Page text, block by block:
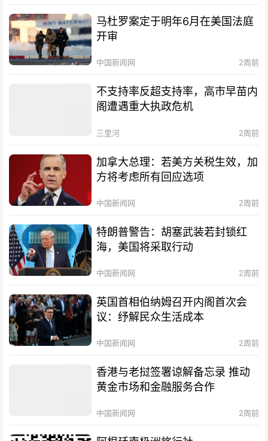
马杜罗案定于明年6月在美国法庭
开审
中国新闻网 2周前
不支持率反超支持率，高市早苗内
阁遭遇重大执政危机
三里河 2周前
加拿大总理：若美方关税生效，加
方将考虑所有回应选项
中国新闻网 2周前
特朗普警告：胡塞武装若封锁红
海，美国将采取行动
中国新闻网 2周前
英国首相伯纳姆召开内阁首次会
议：纾解民众生活成本
中国新闻网 2周前
香港与老挝签署谅解备忘录 推动
黄金市场和金融服务合作
中国新闻网 2周前